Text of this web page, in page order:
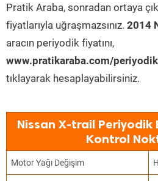
Pratik Araba, sonradan ortaya
fiyatlarıyla uğraşmazsınız. 2014
aracın periyodik fiyatını,
www.pratikaraba.com/
tıklayarak hesaplayabilirsiniz.
Nissan X-trail Periyodik
Kontrol
Motor Yağı Değişim